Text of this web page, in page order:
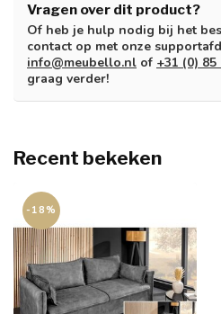
Vragen over dit product?
Of heb je hulp nodig bij het
contact op met onze
info@meubello.nl of +31 (0) 85
graag verder!
Recent bekeken
-18%